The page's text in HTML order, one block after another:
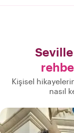
Kişisel
nasıl